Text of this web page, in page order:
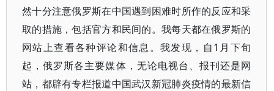
然十分注意俄罗斯在中国遇到困难时所作的反应和采
取的措施，包括官方和民间的。我每天都在俄罗斯的
网站上查看各种评论和信息。我发现，自1月下旬
起，俄罗斯各主要媒体，无论电视台、报刊还是网
站，都辟有专栏报道中国武汉新冠肺炎疫情的最新信